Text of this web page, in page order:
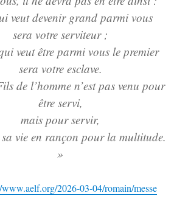
veut devenir grand parmi vous
sera votre serviteur ;
veut être parmi vous le premier
sera votre esclave.
de l’homme n’est pas venu pour
être servi,
mais pour servir,
vie en rançon pour la multitude.
»
2026-03-04/romain/messe